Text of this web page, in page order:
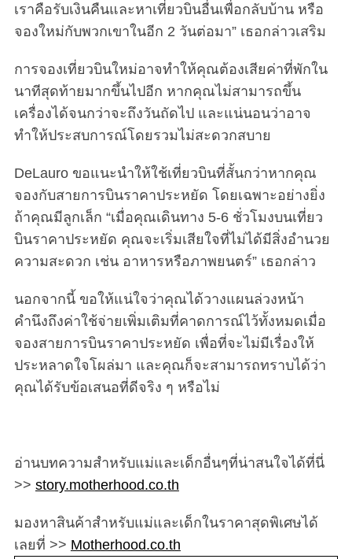
เราคือรับเงินคืนและหาเที่ยวบินอื่นเพื่อกลับบ้าน หรือ
จองใหม่กับพวกเขาในอีก 2 วันต่อมา” เธอกล่าวเสริม
การจองเที่ยวบินใหม่อาจทำให้คุณต้องเสียค่าที่พักใน
นาทีสุดท้ายมากขึ้นไปอีก หากคุณไม่สามารถขึ้น
เครื่องได้จนกว่าจะถึงวันถัดไป และแน่นอนว่าอาจ
ทำให้ประสบการณ์โดยรวมไม่สะดวกสบาย
DeLauro ขอแนะนำให้ใช้เที่ยวบินที่สั้นกว่าหากคุณ
จองกับสายการบินราคาประหยัด โดยเฉพาะอย่างยิ่ง
ถ้าคุณมีลูกเล็ก “เมื่อคุณเดินทาง 5-6 ชั่วโมงบนเที่ยว
บินราคาประหยัด คุณจะเริ่มเสียใจที่ไม่ได้มีสิ่งอำนวย
ความสะดวก เช่น อาหารหรือภาพยนตร์” เธอกล่าว
นอกจากนี้ ขอให้แน่ใจว่าคุณได้วางแผนล่วงหน้า
คำนึงถึงค่าใช้จ่ายเพิ่มเติมที่คาดการณ์ไว้ทั้งหมดเมื่อ
จองสายการบินราคาประหยัด เพื่อที่จะไม่มีเรื่องให้
ประหลาดใจโผล่มา และคุณก็จะสามารถทราบได้ว่า
คุณได้รับข้อเสนอที่ดีจริง ๆ หรือไม่
อ่านบทความสำหรับแม่และเด็กอื่นๆที่น่าสนใจได้ที่นี่
>> story.motherhood.co.th
มองหาสินค้าสำหรับแม่และเด็กในราคาสุดพิเศษได้
เลยที่ >> Motherhood.co.th